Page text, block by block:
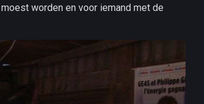
worden en voor iemand met de